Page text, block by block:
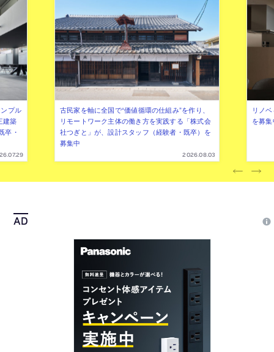
プル
建築
卒・
古民家を軸に全国で“価値循環の仕組み”を作り、
リモートワーク主体の働き方を実践する「株式会
社つぎと」が、設計スタッフ（経験者・既卒）を
募集中
2026.08.03
リノ
を募